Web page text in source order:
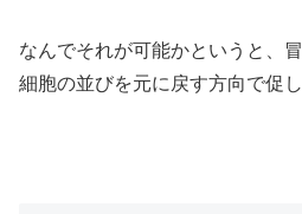
なんでそれが可能かというと、
細胞の並びを元に戻す方向で促